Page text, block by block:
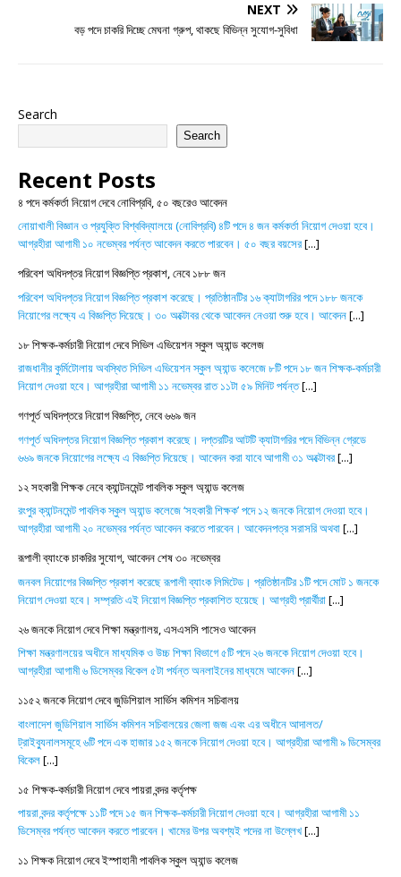
NEXT
বড় পদে চাকরি দিচ্ছে মেঘনা গ্রুপ, থাকছে বিভিন্ন সুযোগ-সুবিধা
Search
Search
Recent Posts
৪ পদে কর্মকর্তা নিয়োগ দেবে নোবিপ্রবি, ৫০ বছরেও আবেদন
নোয়াখালী বিজ্ঞান ও প্রযুক্তি বিশ্ববিদ্যালয়ে (নোবিপ্রবি) ৪টি পদে ৪ জন কর্মকর্তা নিয়োগ দেওয়া হবে।
আগ্রহীরা আগামী ১০ নভেম্বর পর্যন্ত আবেদন করতে পারবেন। ৫০ বছর বয়সের[...]
পরিবেশ অধিদপ্তর নিয়োগ বিজ্ঞপ্তি প্রকাশ, নেবে ১৮৮ জন
পরিবেশ অধিদপ্তর নিয়োগ বিজ্ঞপ্তি প্রকাশ করেছে। প্রতিষ্ঠানটির ১৬ ক্যাটাগরির পদে ১৮৮ জনকে
নিয়োগের লক্ষ্যে এ বিজ্ঞপ্তি দিয়েছে। ৩০ অক্টোবর থেকে আবেদন নেওয়া শুরু হবে। আবেদন[...]
১৮ শিক্ষক-কর্মচারী নিয়োগ দেবে সিভিল এভিয়েশন স্কুল অ্যান্ড কলেজ
রাজধানীর কুর্মিটোলায় অবস্থিত সিভিল এভিয়েশন স্কুল অ্যান্ড কলেজে ৮টি পদে ১৮ জন শিক্ষক-কর্মচারী
নিয়োগ দেওয়া হবে। আগ্রহীরা আগামী ১১ নভেম্বর রাত ১১টা ৫৯ মিনিট পর্যন্ত[...]
গণপূর্ত অধিদপ্তরে নিয়োগ বিজ্ঞপ্তি, নেবে ৬৬৯ জন
গণপূর্ত অধিদপ্তর নিয়োগ বিজ্ঞপ্তি প্রকাশ করেছে। দপ্তরটির আটটি ক্যাটাগরির পদে বিভিন্ন গ্রেডে
৬৬৯ জনকে নিয়োগের লক্ষ্যে এ বিজ্ঞপ্তি দিয়েছে। আবেদন করা যাবে আগামী ৩১ অক্টোবর[...]
১২ সহকারী শিক্ষক নেবে ক্যান্টনমেন্ট পাবলিক স্কুল অ্যান্ড কলেজ
রংপুর ক্যান্টনমেন্ট পাবলিক স্কুল অ্যান্ড কলেজে ‘সহকারী শিক্ষক’ পদে ১২ জনকে নিয়োগ দেওয়া হবে।
আগ্রহীরা আগামী ২০ নভেম্বর পর্যন্ত আবেদন করতে পারবেন। আবেদনপত্র সরাসরি অথবা[...]
রূপালী ব্যাংকে চাকরির সুযোগ, আবেদন শেষ ৩০ নভেম্বর
জনবল নিয়োগের বিজ্ঞপ্তি প্রকাশ করেছে রূপালী ব্যাংক লিমিটেড। প্রতিষ্ঠানটির ১টি পদে মোট ১ জনকে
নিয়োগ দেওয়া হবে। সম্প্রতি এই নিয়োগ বিজ্ঞপ্তি প্রকাশিত হয়েছে। আগ্রহী প্রার্থীরা[...]
২৬ জনকে নিয়োগ দেবে শিক্ষা মন্ত্রণালয়, এসএসসি পাসেও আবেদন
শিক্ষা মন্ত্রণালয়ের অধীনে মাধ্যমিক ও উচ্চ শিক্ষা বিভাগে ৫টি পদে ২৬ জনকে নিয়োগ দেওয়া হবে।
আগ্রহীরা আগামী ৬ ডিসেম্বর বিকেল ৫টা পর্যন্ত অনলাইনের মাধ্যমে আবেদন[...]
১১৫২ জনকে নিয়োগ দেবে জুডিশিয়াল সার্ভিস কমিশন সচিবালয়
বাংলাদেশ জুডিশিয়াল সার্ভিস কমিশন সচিবালয়ের জেলা জজ এবং এর অধীনে আদালত/
ট্রাইব্যুনালসমূহে ৬টি পদে এক হাজার ১৫২ জনকে নিয়োগ দেওয়া হবে। আগ্রহীরা আগামী ৯ ডিসেম্বর
বিকেল[...]
১৫ শিক্ষক-কর্মচারী নিয়োগ দেবে পায়রা বন্দর কর্তৃপক্ষ
পায়রা বন্দর কর্তৃপক্ষে ১১টি পদে ১৫ জন শিক্ষক-কর্মচারী নিয়োগ দেওয়া হবে। আগ্রহীরা আগামী ১১
ডিসেম্বর পর্যন্ত আবেদন করতে পারবেন। খামের উপর অবশ্যই পদের না উল্লেখ[...]
১১ শিক্ষক নিয়োগ দেবে ইস্পাহানী পাবলিক স্কুল অ্যান্ড কলেজ